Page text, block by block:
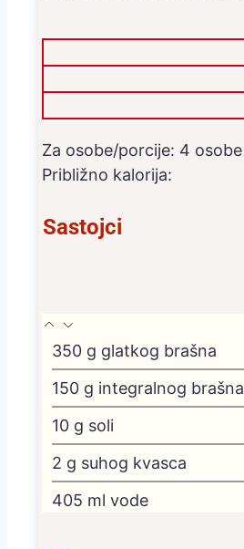
Za osobe/porcije: 4 osobe
Približno kalorija:
Sastojci
350 g glatkog brašna
150 g integralnog brašna
10 g soli
2 g suhog kvasca
405 ml vode